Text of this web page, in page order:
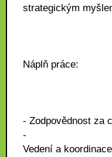
strategickým
Náplň práce:
- Zodpovědnost za
-
Vedení a